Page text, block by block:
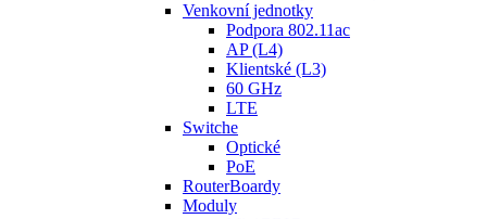
Venkovní jednotky
Podpora 802.11ac
AP (L4)
Klientské (L3)
60 GHz
LTE
Switche
Optické
PoE
RouterBoardy
Moduly